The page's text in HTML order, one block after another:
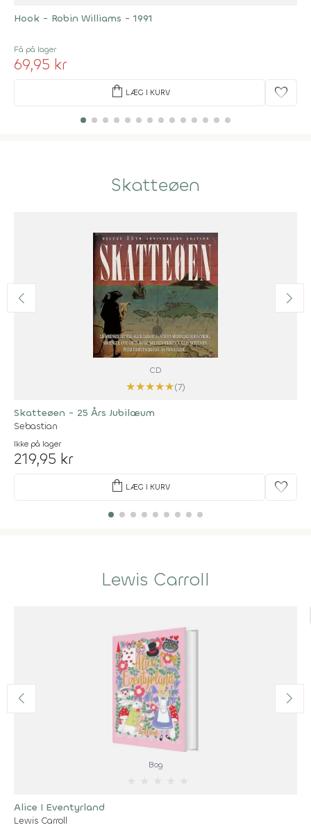
Hook - Robin Williams - 1991
Få på lager
69,95 kr
shopping_bag LÆG I KURV favorite
Skatteøen
CD
★★★★★(7)
Skatteøen - 25 Års Jubilæum
Sebastian
Ikke på lager
219,95 kr
shopping_bag LÆG I KURV favorite
Lewis Carroll
Bog
Alice I Eventyrland
Lewis Carroll